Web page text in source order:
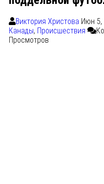
Виктория Христова Июн 5,
Канады, Происшествия
Просмотров